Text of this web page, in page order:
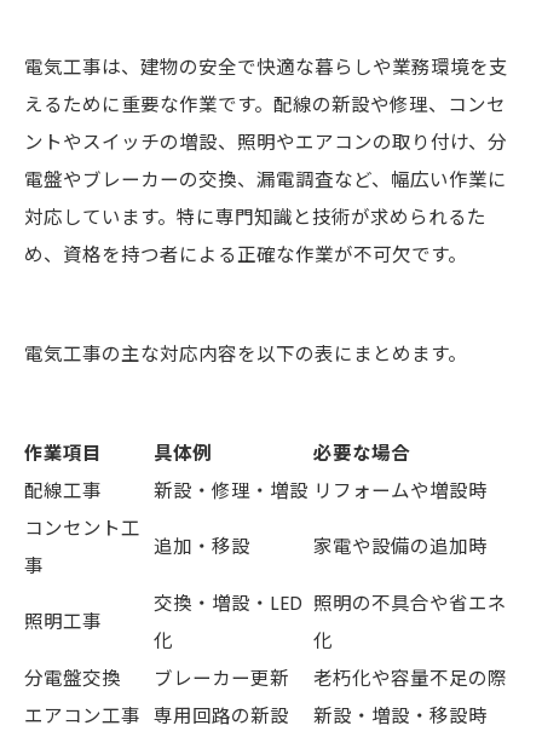
電気工事は、建物の安全で快適な暮らしや業務環境を支
えるために重要な作業です。配線の新設や修理、コンセ
ントやスイッチの増設、照明やエアコンの取り付け、分
電盤やブレーカーの交換、漏電調査など、幅広い作業に
対応しています。特に専門知識と技術が求められるた
め、資格を持つ者による正確な作業が不可欠です。
電気工事の主な対応内容を以下の表にまとめます。
作業項目 具体例
必要な場合
配線工事
新設・修理・増設 リフォームや増設時
コンセント工
事
追加・移設 家電や設備の追加時
照明工事
交換・増設・LED
化
照明の不具合や省エネ
化
分電盤交換
ブレーカー更新
老朽化や容量不足の際
エアコン工事 専用回路の新設
新設・増設・移設時